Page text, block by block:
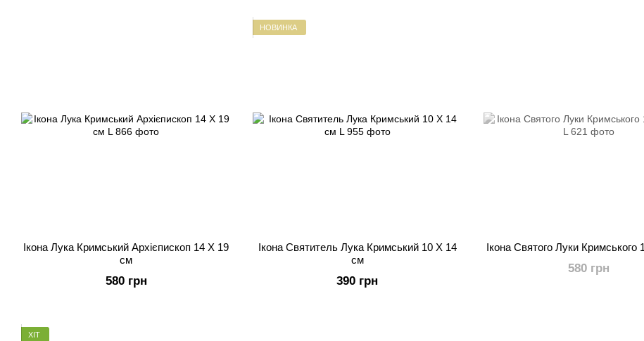
Ікона Лука Кримський Архієпископ 14 Х 19
см
580 грн
НОВИНКА
Ікона Святитель Лука Кримський 10 Х 14
см
390 грн
Ікона Святого Луки Кримського
580 грн
ХІТ